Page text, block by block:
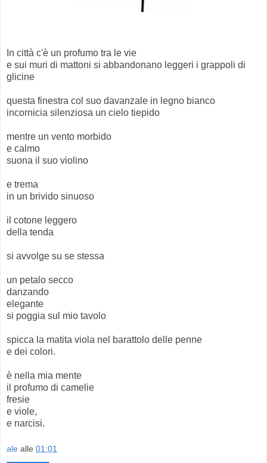
In città c'è un profumo tra le vie
e sui muri di mattoni si abbandonano leggeri i grappoli di
glicine
questa finestra col suo davanzale in legno bianco
incornicia silenziosa un cielo tiepido
mentre un vento morbido
e calmo
suona il suo violino
e trema
in un brivido sinuoso
il cotone leggero
della tenda
si avvolge su se stessa
un petalo secco
danzando
elegante
si poggia sul mio tavolo
spicca la matita viola nel barattolo delle penne
e dei colori.
è nella mia mente
il profumo di camelie
fresie
e viole,
e narcisi.
ale alle 01:01